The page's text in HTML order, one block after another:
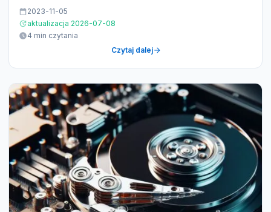
2023-11-05
aktualizacja 2026-07-08
4 min czytania
Czytaj dalej